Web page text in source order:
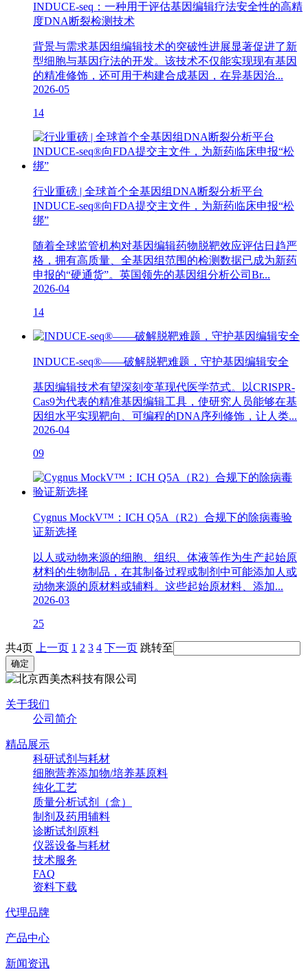
INDUCE-seq：一种用于评估基因编辑疗法安全性的高精
度DNA断裂检测技术
背景与需求基因组编辑技术的突破性进展显著促进了新
型细胞与基因疗法的开发。该技术不仅能实现现有基因
的精准修饰，还可用于构建合成基因，在异基因治...
2026-05
14
行业重磅 | 全球首个全基因组DNA断裂分析平台
INDUCE-seq®向FDA提交主文件，为新药临床申报“松
绑”
随着全球监管机构对基因编辑药物脱靶效应评估日趋严
格，拥有高质量、全基因组范围的检测数据已成为新药
申报的“硬通货”。英国领先的基因组分析公司Br...
2026-04
14
INDUCE-seq®——破解脱靶难题，守护基因编辑安全
基因编辑技术有望深刻变革现代医学范式。以CRISPR-
Cas9为代表的精准基因编辑工具，使研究人员能够在基
因组水平实现靶向、可编程的DNA序列修饰，让人类...
2026-04
09
Cygnus MockV™：ICH Q5A（R2）合规下的除病毒验
证新选择
以人或动物来源的细胞、组织、体液等作为生产起始原
材料的生物制品，在其制备过程或制剂中可能添加人或
动物来源的原材料或辅料。这些起始原材料、添加...
2026-03
25
共4页 上一页 1 2 3 4 下一页 跳转至
关于我们
公司简介
精品展示
科研试剂与耗材
细胞营养添加物/培养基原料
纯化工艺
质量分析试剂（盒）
制剂及药用辅料
诊断试剂原料
仪器设备与耗材
技术服务
FAQ
资料下载
代理品牌
产品中心
新闻资讯